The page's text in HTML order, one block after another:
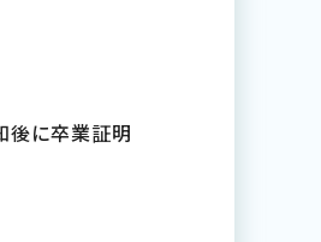
後に卒業証明